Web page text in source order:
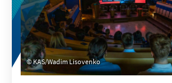
KAS/Wadim Lisovenko